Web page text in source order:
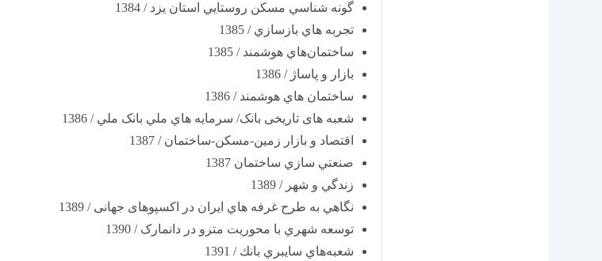
گونه شناسي مسكن روستايي استان يزد / 1384
تجربه هاي بازسازي / 1385
ساختمان‌هاي هوشمند / 1385
بازار و پاساژ / 1386
ساختمان هاي هوشمند / 1386
شعبه های تاریخی بانک/ سرمايه هاي ملي بانک ملي / 1386
اقتصاد و بازار زمين-مسكن-ساختمان / 1387
صنعتي سازي ساختمان 1387
زندگي و شهر / 1389
نگاهي به طرح غرفه هاي ايران در اکسپوهای جهانی / 1389
توسعه شهري با محوريت مترو در دانمارک / 1390
شعبه‌هاي سايبري بانك / 1391